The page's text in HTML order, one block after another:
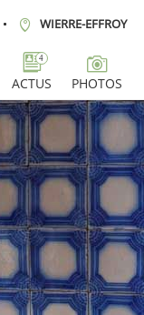
4
ACTUS PHOTOS
WIERRE-EFFROY